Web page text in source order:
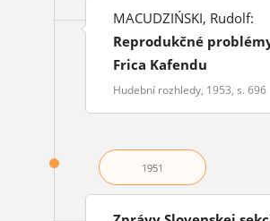
MACUDZIŃSKI, Rudolf:
Reprodukčné
Frica Kafendu
Hudební rozhledy, 1953, s. 696
1951